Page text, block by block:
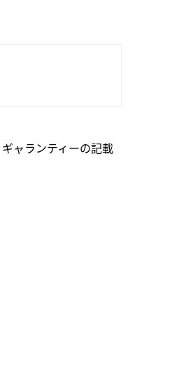
ャランティーの記載